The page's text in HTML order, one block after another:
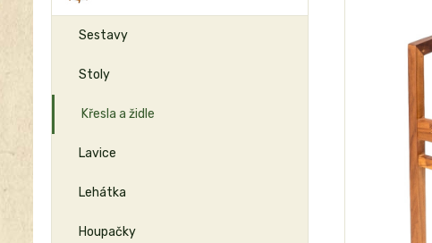
Sestavy
Stoly
Křesla a židle
Lavice
Lehátka
Houpačky